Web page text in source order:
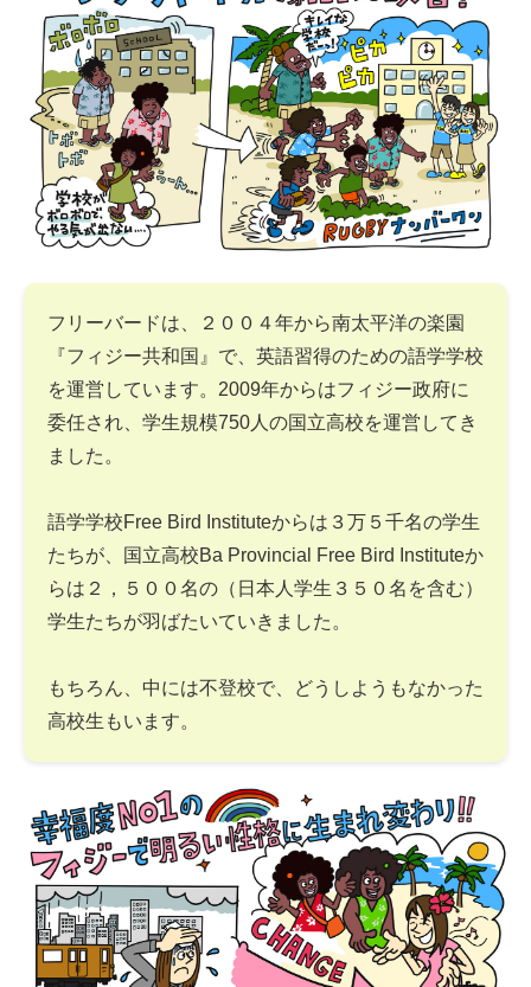
フリーバードは、２００４年から南太平洋の楽園
『フィジー共和国』で、英語習得のための語学学校
を運営しています。2009年からはフィジー政府に
委任され、学生規模750人の国立高校を運営してき
ました。
語学学校Free Bird Instituteからは３万５千名の学生
たちが、国立高校Ba Provincial Free Bird Instituteか
らは２，５００名の（日本人学生３５０名を含む）
学生たちが羽ばたいていきました。
もちろん、中には不登校で、どうしようもなかった
高校生もいます。